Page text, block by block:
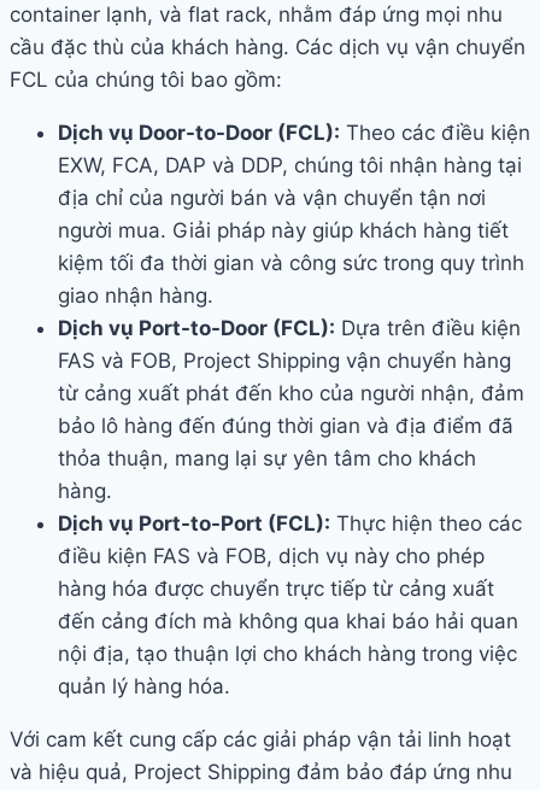
container lạnh, và flat rack, nhằm đáp ứng mọi nhu
cầu đặc thù của khách hàng. Các dịch vụ vận chuyển
FCL của chúng tôi bao gồm:
Dịch vụ Door-to-Door (FCL): Theo các điều kiện
EXW, FCA, DAP và DDP, chúng tôi nhận hàng tại
địa chỉ của người bán và vận chuyển tận nơi
người mua. Giải pháp này giúp khách hàng tiết
kiệm tối đa thời gian và công sức trong quy trình
giao nhận hàng.
Dịch vụ Port-to-Door (FCL): Dựa trên điều kiện
FAS và FOB, Project Shipping vận chuyển hàng
từ cảng xuất phát đến kho của người nhận, đảm
bảo lô hàng đến đúng thời gian và địa điểm đã
thỏa thuận, mang lại sự yên tâm cho khách
hàng.
Dịch vụ Port-to-Port (FCL): Thực hiện theo các
điều kiện FAS và FOB, dịch vụ này cho phép
hàng hóa được chuyển trực tiếp từ cảng xuất
đến cảng đích mà không qua khai báo hải quan
nội địa, tạo thuận lợi cho khách hàng trong việc
quản lý hàng hóa.
Với cam kết cung cấp các giải pháp vận tải linh hoạt
và hiệu quả, Project Shipping đảm bảo đáp ứng nhu